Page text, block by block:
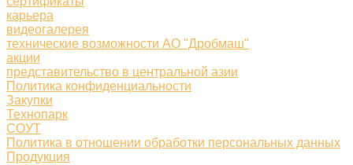
карьера
видеогалерея
технические возможности АО "Дробмаш"
акции
представительство в центральной азии
Политика конфиденциальности
Закупки
Технопарк
СОУТ
Политика в отношении обработки персональных данных
Продукция